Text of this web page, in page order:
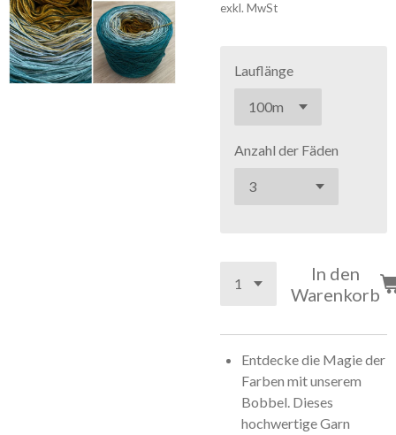
exkl. MwSt
Lauflänge
Anzahl der Fäden
In den
Warenkorb
Entdecke die Magie der
Farben mit unserem
Bobbel. Dieses
hochwertige Garn